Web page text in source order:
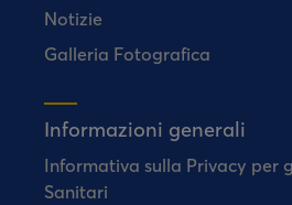
Notizie
Galleria Fotografica
Informazioni generali
Informativa sulla Privacy per
Sanitari